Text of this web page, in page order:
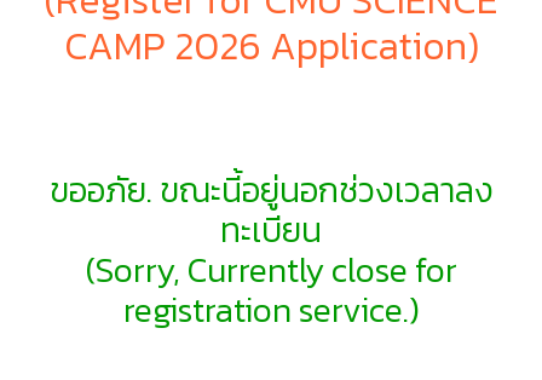
CAMP 2026 Application)
ขออภัย. ขณะนี้อยู่นอกช่วงเวลาลง
ทะเบียน
(Sorry, Currently close for
registration service.)